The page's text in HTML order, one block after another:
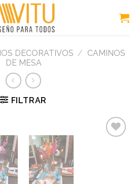
DECORATIVOS / CAMINOS
DE MESA
FILTRAR